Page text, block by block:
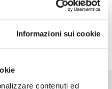
Informazioni sui cookie
contenuti ed
ha dato il via a uno
e l’Edens Zero approfitta
verso la superficie del